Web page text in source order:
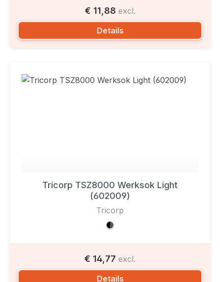
€ 11,88 excl.
Details
Tricorp TSZ8000 Werksok Light
(602009)
Tricorp
€ 14,77 excl.
Details